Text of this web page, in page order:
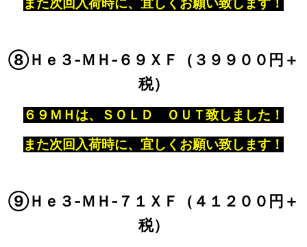
⑧Ｈｅ３‐ＭＨ‐６９ＸＦ（３９９００円＋
税）
６９ＭＨは、ＳＯＬＤ ＯＵＴ致しました！
また次回入荷時に、宜しくお願い致します！
⑨Ｈｅ３‐ＭＨ‐７１ＸＦ（４１２００円＋
税）